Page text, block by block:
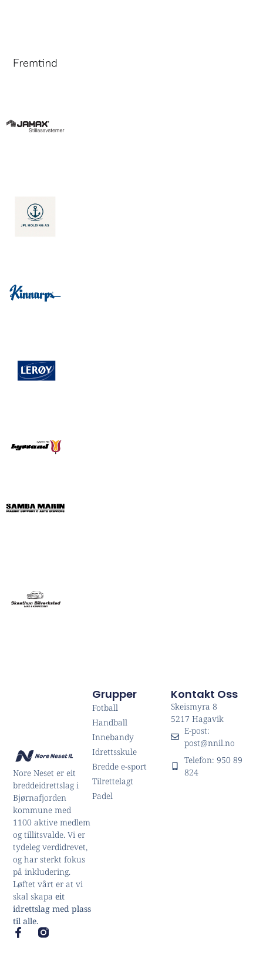
Nore Neset er eit
breddeidrettslag i
Bjørnafjorden
kommune med
1100 aktive medlem
og tillitsvalde. Vi er
tydeleg verdidrevet,
og har sterkt fokus
på inkludering.
Løftet vårt er at vi
skal skapaeit
idrettslag med plass
til alle.
Grupper
Fotball
Handball
Innebandy
Idrettsskule
Bredde e-sport
Tilrettelagt
Padel
Kontakt Oss
Skeismyra 8
5217 Hagavik
E-post:
post@nnil.no
Telefon: 950 89
824